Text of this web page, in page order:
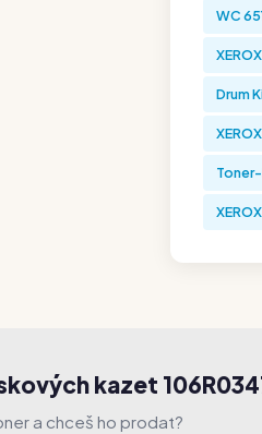
WC
Drum
kazet
a chceš ho prodat?